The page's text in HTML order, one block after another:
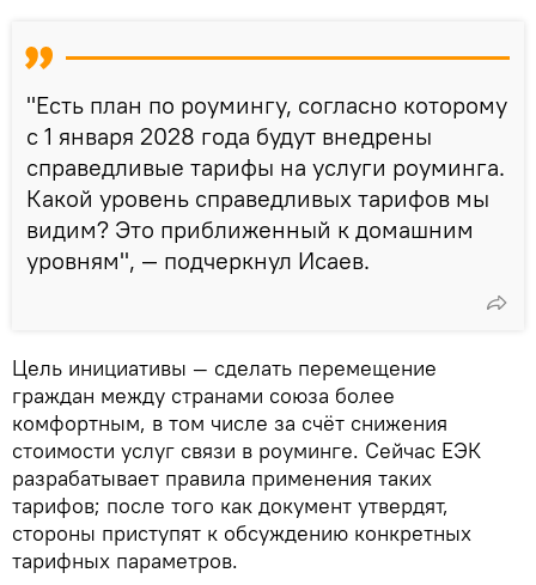
"Есть план по роумингу, согласно которому
с 1 января 2028 года будут внедрены
справедливые тарифы на услуги роуминга.
Какой уровень справедливых тарифов мы
видим? Это приближенный к домашним
уровням", — подчеркнул Исаев.
Цель инициативы — сделать перемещение
граждан между странами союза более
комфортным, в том числе за счёт снижения
стоимости услуг связи в роуминге. Сейчас ЕЭК
разрабатывает правила применения таких
тарифов; после того как документ утвердят,
стороны приступят к обсуждению конкретных
тарифных параметров.